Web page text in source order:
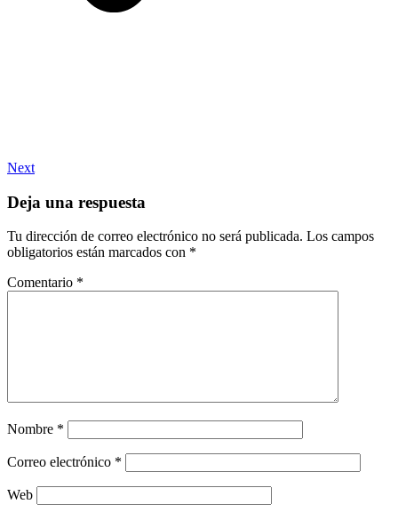
Next
Deja una respuesta
Tu dirección de correo electrónico no será publicada. Los campos
obligatorios están marcados con *
Comentario *
Nombre *
Correo electrónico *
Web